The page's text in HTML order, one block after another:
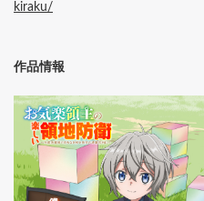
kiraku/
作品情報